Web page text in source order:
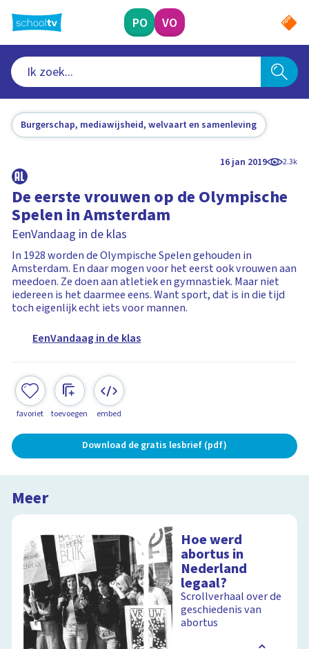
naar
hoofdinhoud
PO VO
Burgerschap, mediawijsheid, welvaart en samenleving
16 jan 2019 2.3k
De eerste vrouwen op de Olympische
Spelen in Amsterdam
EenVandaag in de klas
In 1928 worden de Olympische Spelen gehouden in
Amsterdam. En daar mogen voor het eerst ook vrouwen aan
meedoen. Ze doen aan atletiek en gymnastiek. Maar niet
iedereen is het daarmee eens. Want sport, dat is in die tijd
toch eigenlijk echt iets voor mannen.
EenVandaag in de klas
favoriet toevoegen embed
Download de gratis lesbrief (pdf)
Meer
Hoe werd
abortus in
Nederland
legaal?
Scrollverhaal over de
geschiedenis van
abortus